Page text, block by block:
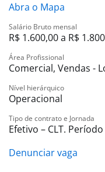
Abra o Mapa
Salário Bruto mensal
R$ 1.600,00 a R$
Área Profissional
Comercial, Vendas -
Nível hierárquico
Operacional
Tipo de contrato e Jornada
Efetivo – CLT.
Denunciar vaga